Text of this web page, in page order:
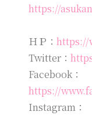
https://
ＨＰ： https://
Twitter：
Facebook：
https://
Instagram：